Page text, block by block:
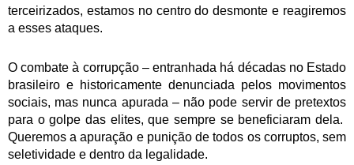
terceirizados, estamos no centro do desmonte e reagiremos
a esses ataques.
O combate à corrupção – entranhada há décadas no Estado
brasileiro e historicamente denunciada pelos movimentos
sociais, mas nunca apurada – não pode servir de pretextos
para o golpe das elites, que sempre se beneficiaram dela.
Queremos a apuração e punição de todos os corruptos, sem
seletividade e dentro da legalidade.